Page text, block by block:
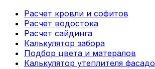
Расчет кровли и софитов
Расчет водостока
Расчет сайдинга
Калькулятор забора
Подбор цвета и матералов
Калькулятор утеплителя